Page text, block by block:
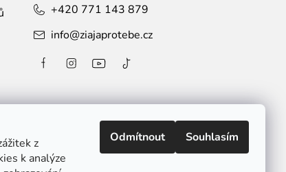
z
k analýze
Odmítnout Souhlasím
info@ziajaprotebe.cz
+420 771 143 879